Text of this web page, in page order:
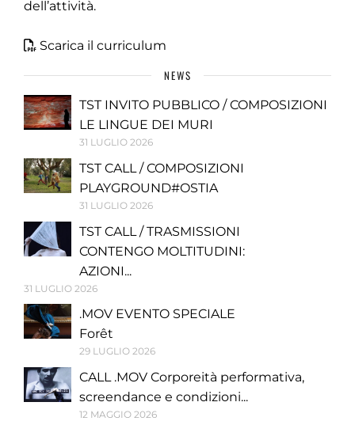
dell’attività.
Scarica il curriculum
NEWS
TST INVITO PUBBLICO / COMPOSIZIONI
LE LINGUE DEI MURI
31 LUGLIO 2026
TST CALL / COMPOSIZIONI
PLAYGROUND#OSTIA
31 LUGLIO 2026
TST CALL / TRASMISSIONI
CONTENGO MOLTITUDINI:
AZIONI...
31 LUGLIO 2026
.MOV EVENTO SPECIALE
Forêt
29 LUGLIO 2026
CALL .MOV Corporeità performativa,
screendance e condizioni...
12 MAGGIO 2026